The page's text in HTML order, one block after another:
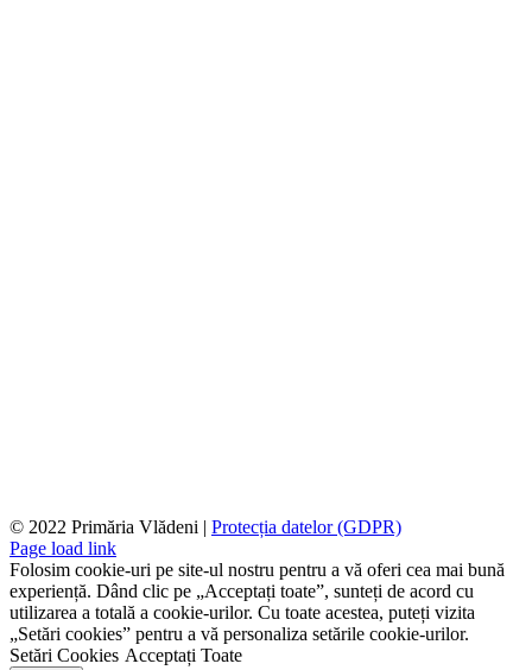
© 2022 Primăria Vlădeni | Protecția datelor (GDPR)
Page load link
Folosim cookie-uri pe site-ul nostru pentru a vă oferi cea mai bună
experiență. Dând clic pe „Acceptați toate”, sunteți de acord cu
utilizarea a totală a cookie-urilor. Cu toate acestea, puteți vizita
„Setări cookies” pentru a vă personaliza setările cookie-urilor.
Setări Cookies Acceptați Toate